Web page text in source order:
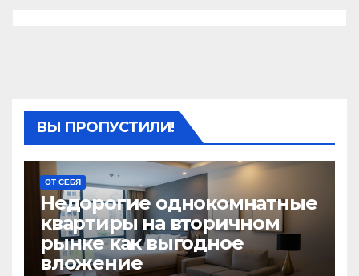
ВЫ ПРОПУСТИЛИ!
ОТ СЕБЯ
Недорогие однокомнатные
квартиры на вторичном
рынке как выгодное
вложение